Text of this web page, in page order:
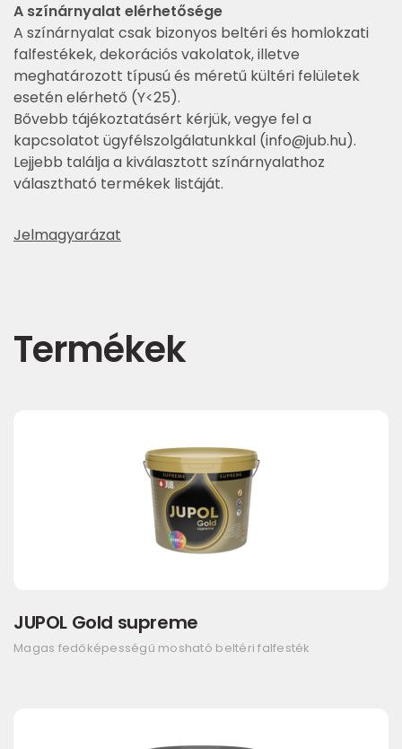
A színárnyalat elérhetősége
A színárnyalat csak bizonyos beltéri és homlokzati
falfestékek, dekorációs vakolatok, illetve
meghatározott típusú és méretű kültéri felületek
esetén elérhető (Y<25).
Bővebb tájékoztatásért kérjük, vegye fel a
kapcsolatot ügyfélszolgálatunkkal (info@jub.hu).
Lejjebb találja a kiválasztott színárnyalathoz
választható termékek listáját.
Jelmagyarázat
Termékek
JUPOL Gold supreme
Magas fedőképességű mosható beltéri falfesték